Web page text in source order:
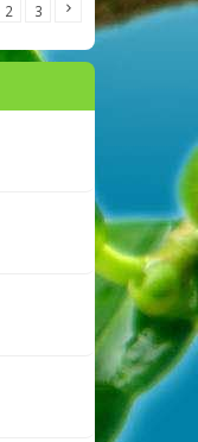
2 3